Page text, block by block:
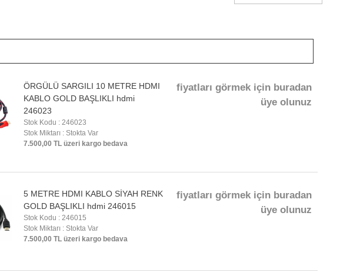
ÖRGÜLÜ SARGILI 10 METRE HDMI
KABLO GOLD BAŞLIKLI hdmi
246023
Stok Kodu : 246023
Stok Miktarı : Stokta Var
7.500,00 TL üzeri kargo bedava
fiyatları görmek için buradan
üye olunuz
5 METRE HDMI KABLO SİYAH RENK
GOLD BAŞLIKLI hdmi 246015
Stok Kodu : 246015
Stok Miktarı : Stokta Var
7.500,00 TL üzeri kargo bedava
fiyatları görmek için buradan
üye olunuz